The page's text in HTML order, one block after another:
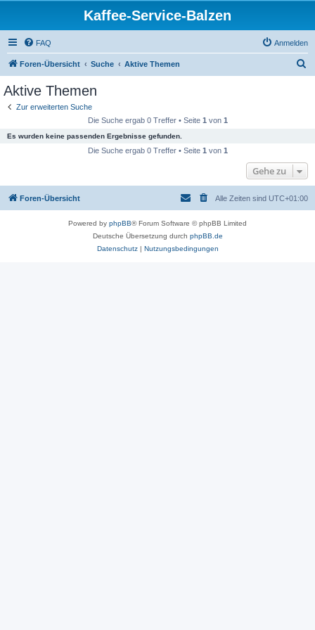
Kaffee-Service-Balzen
FAQ Anmelden
Foren-Übersicht Suche Aktive Themen
Aktive Themen
Zur erweiterten Suche
Die Suche ergab 0 Treffer • Seite 1 von 1
Es wurden keine passenden Ergebnisse gefunden.
Die Suche ergab 0 Treffer • Seite 1 von 1
Gehe zu
Foren-Übersicht Alle Zeiten sind UTC+01:00
Powered by phpBB® Forum Software © phpBB Limited
Deutsche Übersetzung durch phpBB.de
Datenschutz| Nutzungsbedingungen